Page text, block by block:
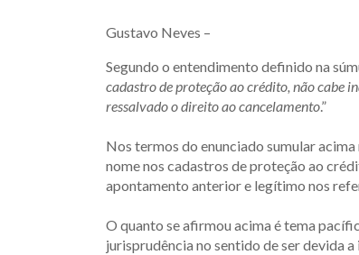
Gustavo Neves –
Segundo o entendimento definido na
cadastro de proteção ao crédito, não cabe
ressalvado o direito ao cancelamento.”
Nos termos do enunciado sumular
nome nos cadastros de proteção ao
apontamento anterior e legítimo nos
O quanto se afirmou acima é tema
jurisprudência no sentido de ser devida